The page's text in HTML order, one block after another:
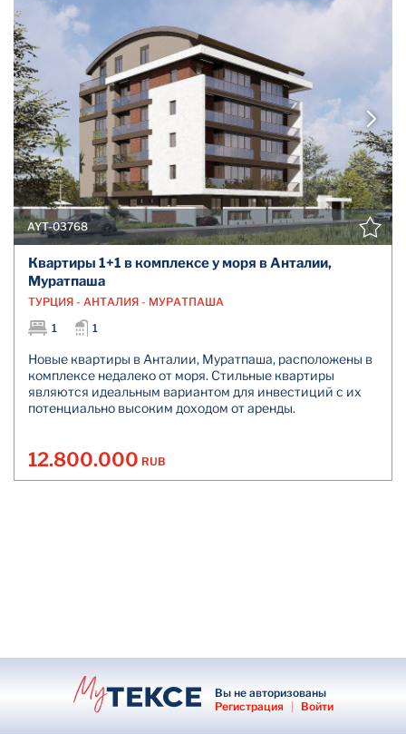
AYT-03768
Квартиры 1+1 в комплексе у моря в Анталии,
Муратпаша
ТУРЦИЯ - АНТАЛИЯ - МУРАТПАША
1
1
Новые квартиры в Анталии, Муратпаша, расположены в
комплексе недалеко от моря. Стильные квартиры
являются идеальным вариантом для инвестиций с их
потенциально высоким доходом от аренды.
12.800.000 RUB
Вы не авторизованы
Регистрация
Войти